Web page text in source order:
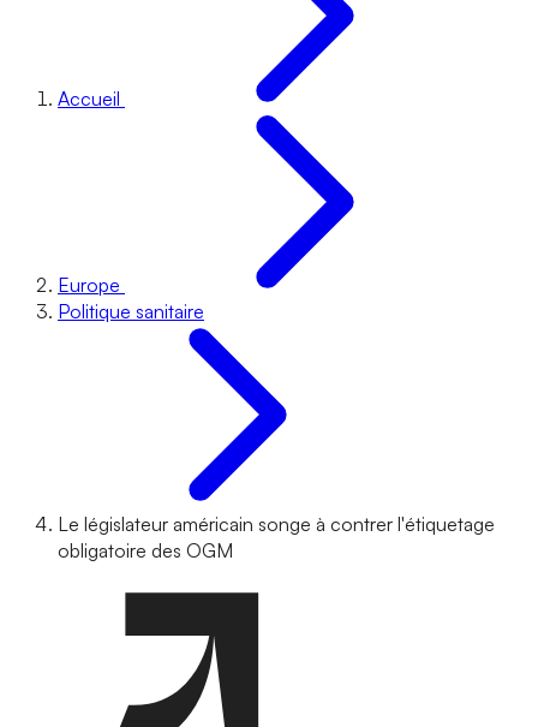
Accueil
Europe
Politique sanitaire
Le législateur américain songe à contrer l'étiquetage
obligatoire des OGM